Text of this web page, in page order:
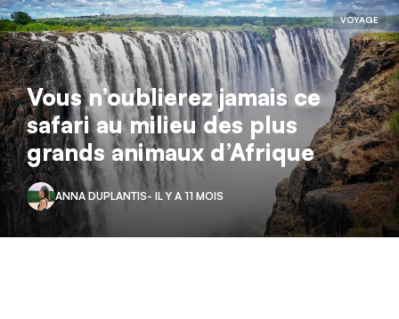
VOYAGE
Vous n’oublierez jamais ce
safari au milieu des plus
grands animaux d’Afrique
ANNA DUPLANTIS- IL Y A 11 MOIS